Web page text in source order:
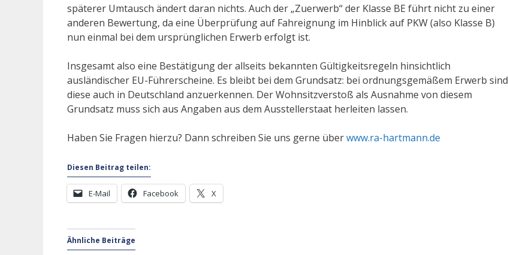
späterer Umtausch ändert daran nichts. Auch der „Zuerwerb“ der Klasse BE führt nicht zu einer
anderen Bewertung, da eine Überprüfung auf Fahreignung im Hinblick auf PKW (also Klasse B)
nun einmal bei dem ursprünglichen Erwerb erfolgt ist.
Insgesamt also eine Bestätigung der allseits bekannten Gültigkeitsregeln hinsichtlich
ausländischer EU-Führerscheine. Es bleibt bei dem Grundsatz: bei ordnungsgemäßem Erwerb sind
diese auch in Deutschland anzuerkennen. Der Wohnsitzverstoß als Ausnahme von diesem
Grundsatz muss sich aus Angaben aus dem Ausstellerstaat herleiten lassen.
Haben Sie Fragen hierzu? Dann schreiben Sie uns gerne überwww.ra-hartmann.de
Diesen Beitrag teilen:
E-Mail Facebook X
Ähnliche Beiträge